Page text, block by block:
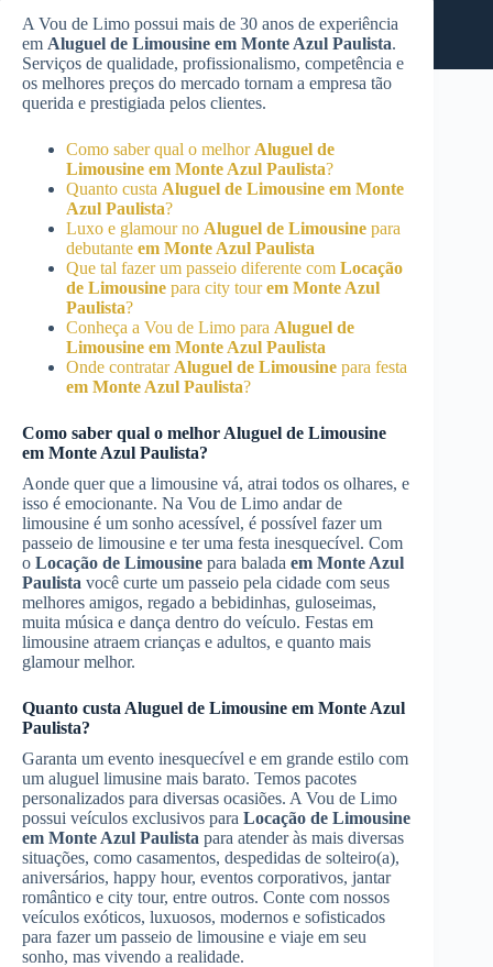
A Vou de Limo possui mais de 30 anos de experiência
em Aluguel de Limousine em Monte Azul Paulista.
Serviços de qualidade, profissionalismo, competência e
os melhores preços do mercado tornam a empresa tão
querida e prestigiada pelos clientes.
Como saber qual o melhor Aluguel de
Limousine em Monte Azul Paulista?
Quanto custa Aluguel de Limousine em Monte
Azul Paulista?
Luxo e glamour no Aluguel de Limousine para
debutante em Monte Azul Paulista
Que tal fazer um passeio diferente com Locação
de Limousine para city tourem Monte Azul
Paulista?
Conheça a Vou de Limo para Aluguel de
Limousine em Monte Azul Paulista
Onde contratar Aluguel de Limousine para festa
em Monte Azul Paulista?
Como saber qual o melhor Aluguel de Limousine
em Monte Azul Paulista?
Aonde quer que a limousine vá, atrai todos os olhares, e
isso é emocionante. Na Vou de Limo andar de
limousine é um sonho acessível, é possível fazer um
passeio de limousine e ter uma festa inesquecível. Com
o Locação de Limousine para balada em Monte Azul
Paulista você curte um passeio pela cidade com seus
melhores amigos, regado a bebidinhas, guloseimas,
muita música e dança dentro do veículo. Festas em
limousine atraem crianças e adultos, e quanto mais
glamour melhor.
Quanto custa Aluguel de Limousine em Monte Azul
Paulista?
Garanta um evento inesquecível e em grande estilo com
um aluguel limusine mais barato. Temos pacotes
personalizados para diversas ocasiões. A Vou de Limo
possui veículos exclusivos para Locação de Limousine
em Monte Azul Paulista para atender às mais diversas
situações, como casamentos, despedidas de solteiro(a),
aniversários, happy hour, eventos corporativos, jantar
romântico e city tour, entre outros. Conte com nossos
veículos exóticos, luxuosos, modernos e sofisticados
para fazer um passeio de limousine e viaje em seu
sonho, mas vivendo a realidade.